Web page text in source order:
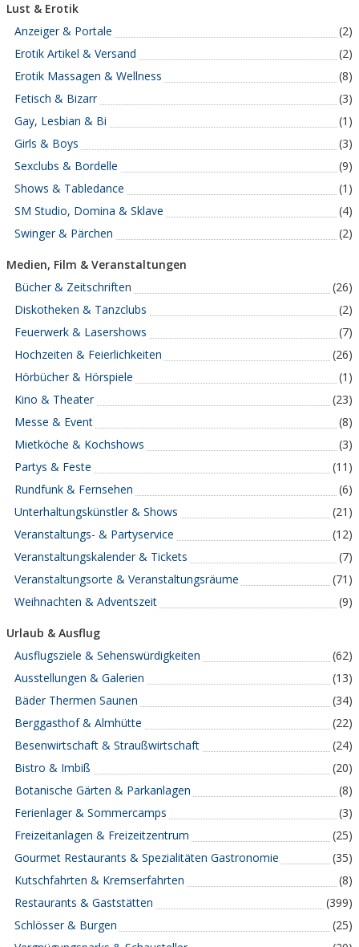
Lust & Erotik
Anzeiger & Portale
(2)
Erotik Artikel & Versand
(2)
Erotik Massagen & Wellness
(8)
Fetisch & Bizarr
(3)
Gay, Lesbian & Bi
(1)
Girls & Boys
(3)
Sexclubs & Bordelle
(9)
Shows & Tabledance
(1)
SM Studio, Domina & Sklave
(4)
Swinger & Pärchen
(2)
Medien, Film & Veranstaltungen
Bücher & Zeitschriften
(26)
Diskotheken & Tanzclubs
(2)
Feuerwerk & Lasershows
(7)
Hochzeiten & Feierlichkeiten
(26)
Hörbücher & Hörspiele
(1)
Kino & Theater
(23)
Messe & Event
(8)
Mietköche & Kochshows
(3)
Partys & Feste
(11)
Rundfunk & Fernsehen
(6)
Unterhaltungskünstler & Shows
(21)
Veranstaltungs- & Partyservice
(12)
Veranstaltungskalender & Tickets
(7)
Veranstaltungsorte & Veranstaltungsräume
(71)
Weihnachten & Adventszeit
(9)
Urlaub & Ausflug
Ausflugsziele & Sehenswürdigkeiten
(62)
Ausstellungen & Galerien
(13)
Bäder Thermen Saunen
(34)
Berggasthof & Almhütte
(22)
Besenwirtschaft & Straußwirtschaft
(24)
Bistro & Imbiß
(20)
Botanische Gärten & Parkanlagen
(8)
Ferienlager & Sommercamps
(3)
Freizeitanlagen & Freizeitzentrum
(25)
Gourmet Restaurants & Spezialitäten Gastronomie
(35)
Kutschfahrten & Kremserfahrten
(8)
Restaurants & Gaststätten
(399)
Schlösser & Burgen
(25)